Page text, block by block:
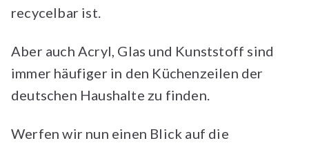
recycelbar ist.
Aber auch Acryl, Glas und Kunststoff sind
immer häufiger in den Küchenzeilen der
deutschen Haushalte zu finden.
Werfen wir nun einen Blick auf die